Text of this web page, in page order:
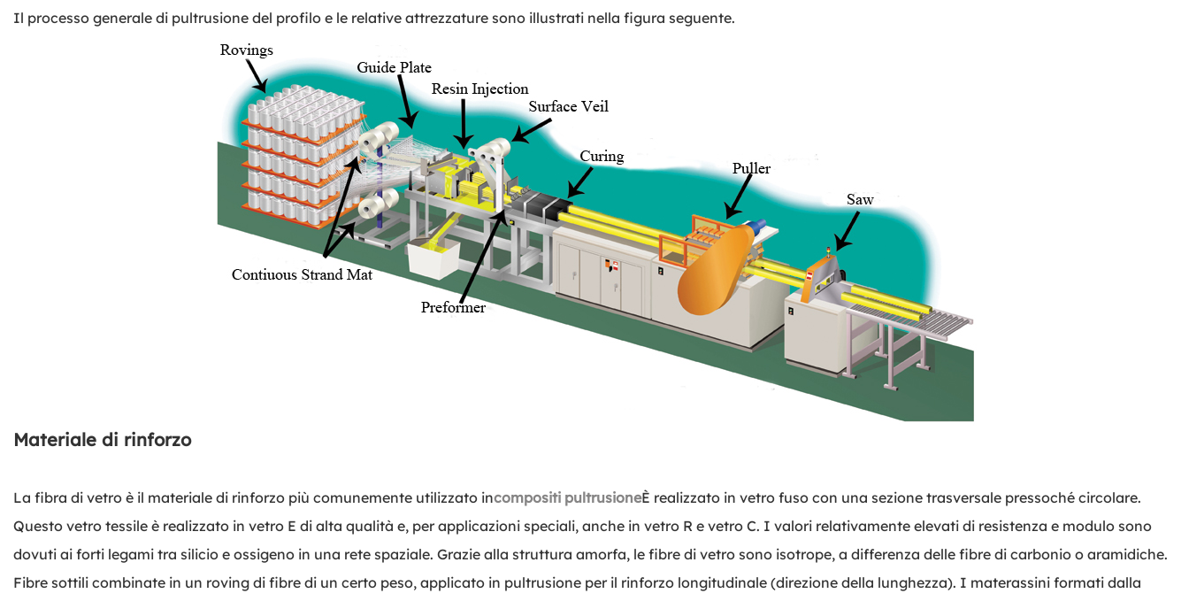
Il processo generale di pultrusione del profilo e le relative attrezzature sono illustrati nella figura seguente.
Materiale di rinforzo
La fibra di vetro è il materiale di rinforzo più comunemente utilizzato incompositi pultrusioneÈ realizzato in vetro fuso con una sezione trasversale pressoché circolare.
Questo vetro tessile è realizzato in vetro E di alta qualità e, per applicazioni speciali, anche in vetro R e vetro C. I valori relativamente elevati di resistenza e modulo sono
dovuti ai forti legami tra silicio e ossigeno in una rete spaziale. Grazie alla struttura amorfa, le fibre di vetro sono isotrope, a differenza delle fibre di carbonio o aramidiche.
Fibre sottili combinate in un roving di fibre di un certo peso, applicato in pultrusione per il rinforzo longitudinale (direzione della lunghezza). I materassini formati dalla